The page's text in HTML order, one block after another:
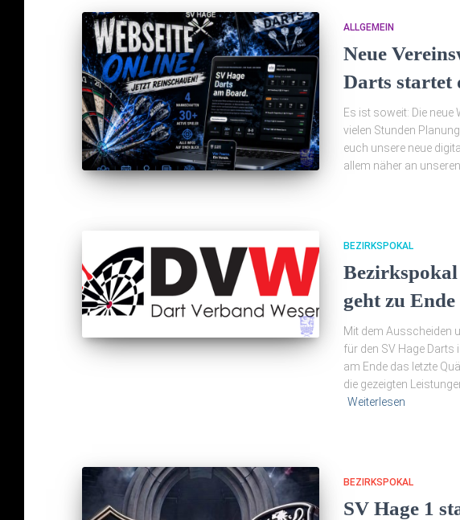
ALLGEMEIN
Neue
Darts startet
Es ist soweit: Die
vielen Stunden
euch unsere neue
allem näher an
BEZIRKSPOKAL
Bezirkspokal
geht zu Ende
Mit dem Ausscheiden
für den SV Hage Darts
am Ende das letzte
die gezeigten
Weiterlesen
BEZIRKSPOKAL
SV Hage 1